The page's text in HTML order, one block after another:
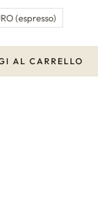
(espresso)
AL CARRELLO